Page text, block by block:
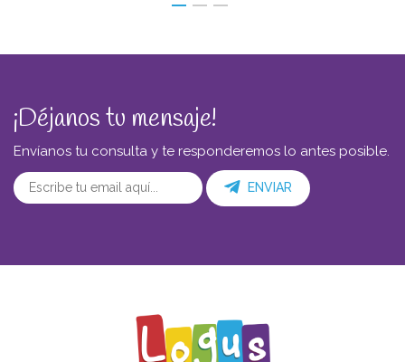
¡Déjanos tu mensaje!
Envíanos tu consulta y te responderemos lo antes posible.
ENVIAR